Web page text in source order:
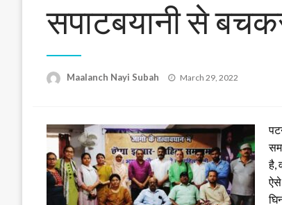
सपाटबयानी से
Maalanch Nayi Subah
Posted
March 29, 2022
है,
ऐसे